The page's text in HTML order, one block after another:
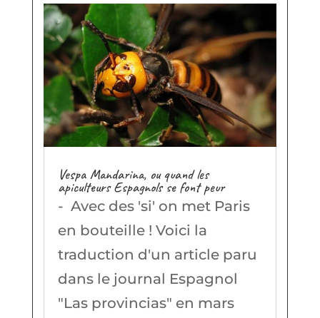
Vespa Mandarina, ou quand les
apiculteurs Espagnols se font peur
- Avec des 'si' on met Paris
en bouteille ! Voici la
traduction d'un article paru
dans le journal Espagnol
"Las provincias" en mars